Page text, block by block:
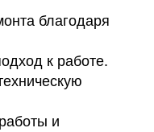
благодаря
к работе.
и